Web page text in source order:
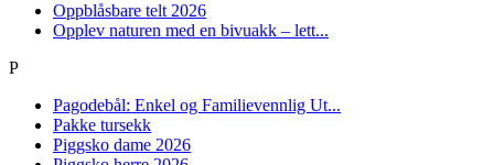
Oppblåsbare telt 2026
Opplev naturen med en bivuakk – lett...
P
Pagodebål: Enkel og Familievennlig Ut...
Pakke tursekk
Piggsko dame 2026